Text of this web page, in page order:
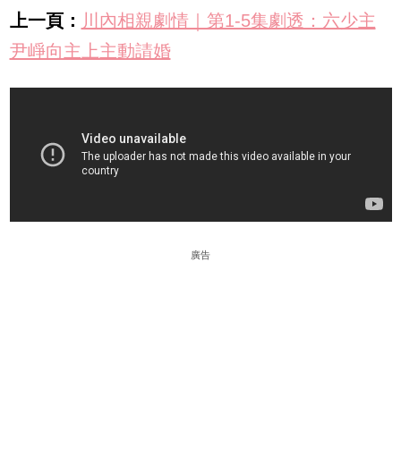
上一頁： 川內相親劇情｜第1-5集劇透：六少主
尹崢向主上主動請婚
廣告